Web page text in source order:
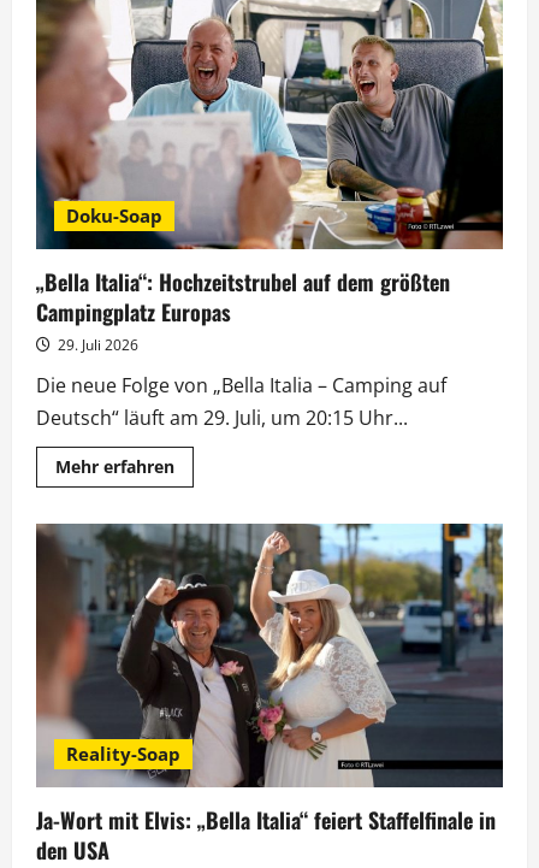
Doku-Soap
„Bella Italia“: Hochzeitstrubel auf dem größten
Campingplatz Europas
29. Juli 2026
Die neue Folge von „Bella Italia – Camping auf
Deutsch“ läuft am 29. Juli, um 20:15 Uhr...
Mehr erfahrenMehr
Informationen
Italia“:
Hochzeitstrubel
auf
dem
größten
Campingplatz
Europas
Reality-Soap
Ja-Wort mit Elvis: „Bella Italia“ feiert Staffelfinale in
den USA